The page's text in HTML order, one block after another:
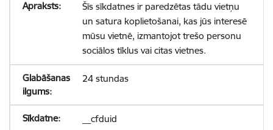
Šīs sīkdatnes ir paredzētas tādu vietņu
un satura koplietošanai, kas jūs interesē
mūsu vietnē, izmantojot trešo personu
sociālos tīklus vai citas vietnes.
24 stundas
__cfduid